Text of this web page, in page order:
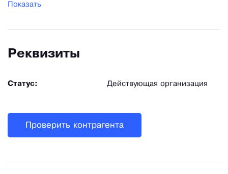
Показать
Реквизиты
Статус: Действующая организация
Проверить контрагента